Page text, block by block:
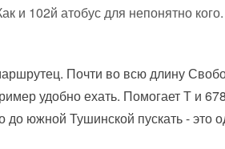
и 102й атобус для непонятно кого.
Почти во всю длину
удобно ехать. Помогает Т и
до южной Тушинской пускать - это